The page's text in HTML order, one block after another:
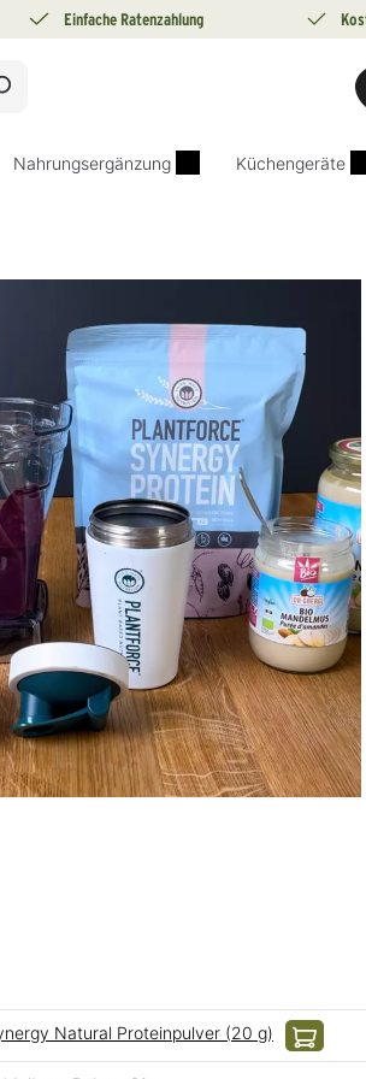
Einfache Ratenzahlung
Nahrungsergänzung Küchengeräte
Natural Proteinpulver (20 g)